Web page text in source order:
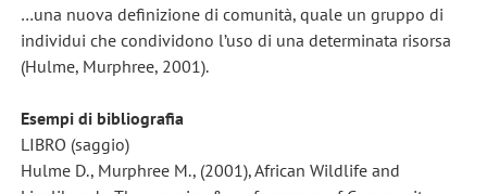
…una nuova definizione di comunità, quale un gruppo di
individui che condividono l’uso di una determinata risorsa
(Hulme, Murphree, 2001).
Esempi di bibliografia
LIBRO (saggio)
Hulme D., Murphree M., (2001), African Wildlife and